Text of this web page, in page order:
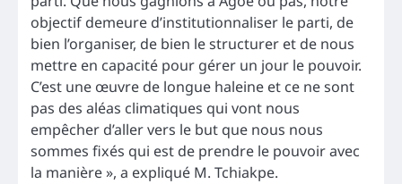
objectif demeure d’institutionnaliser le parti, de
bien l’organiser, de bien le structurer et de nous
mettre en capacité pour gérer un jour le pouvoir.
C’est une œuvre de longue haleine et ce ne sont
pas des aléas climatiques qui vont nous
empêcher d’aller vers le but que nous nous
sommes fixés qui est de prendre le pouvoir avec
la manière », a expliqué M. Tchiakpe.